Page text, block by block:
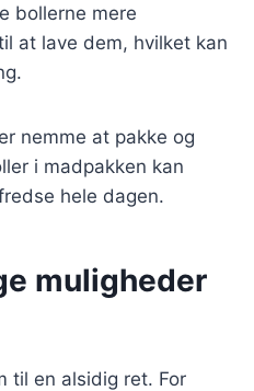
bollerne mere
at lave dem, hvilket kan
nemme at pakke og
i madpakken kan
hele dagen.
muligheder
til en alsidig ret. For